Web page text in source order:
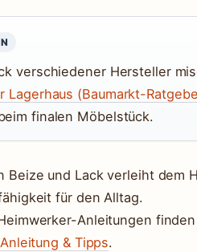
verschiedener Hersteller
Lagerhaus (Baumarkt-
finalen Möbelstück.
Beize und Lack verleiht dem
für den Alltag.
Anleitungen
& Tipps.